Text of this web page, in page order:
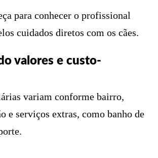
para conhecer o profissional
cuidados diretos com os cães.
valores e custo-
variam conforme bairro,
e serviços extras, como banho de